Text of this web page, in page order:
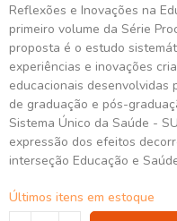
Reflexões e Inovações na
primeiro volume da Série
proposta é o estudo
experiências e inovações
educacionais desenvolvidas
de graduação e pós-
Sistema Único da Saúde -
expressão dos efeitos
interseção Educação e
Últimos itens em estoque